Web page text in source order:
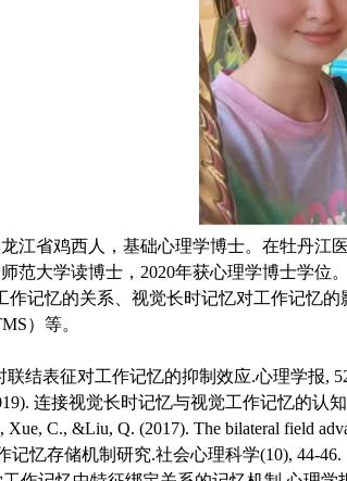
江省鸡西人，基础心理学博士。在牡丹江
范大学读博士，2020年获心理学博士学位。
记忆的关系、视觉长时记忆对工作记忆
）等。
结表征对工作记忆的抑制效应.心理学报,
连接视觉长时记忆与视觉工作记忆的认
Xue, C., &Liu, Q. (2017). The bilateral field
记忆存储机制研究.社会心理科学(10), 44-46.